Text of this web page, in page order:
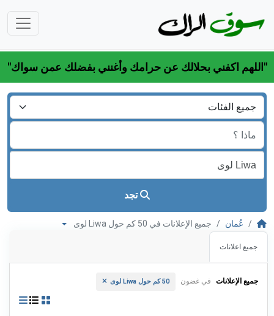
"اللهم اكفني بحلالك عن حرامك وأغنني بفضلك عمن سواك"
تجد
عُمان جميع الإعلانات في 50 كم حول Liwa لوى
جميع اعلانات
جميع الإعلانات في غضون 50 كم حول Liwa لوى